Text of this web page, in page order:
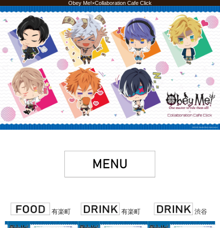
Obey Me!×Collaboration Cafe Click
有楽町 有楽町 渋谷